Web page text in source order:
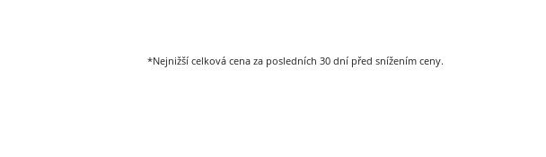
*Nejnižší celková cena za posledních 30 dní před snížením ceny.